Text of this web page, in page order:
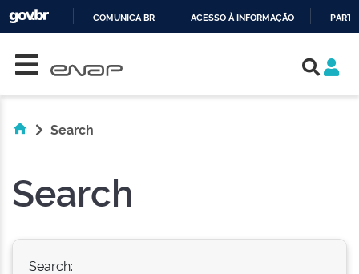
COMUNICA BR ACESSO À INFORMAÇÃO
Search
Search
Search: